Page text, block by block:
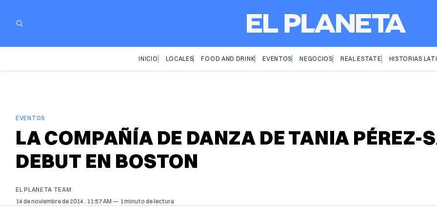
INICIO LOCALES FOOD AND DRINK EVENTOS NEGOCIOS REAL ESTATE HISTORIAS
EVENTOS
LA COMPAÑÍA DE DANZA DE TANIA PÉREZ-
DEBUT EN BOSTON
EL PLANETA TEAM
14 de noviembre de 2014 . 11:57 AM 1 minuto de lectura